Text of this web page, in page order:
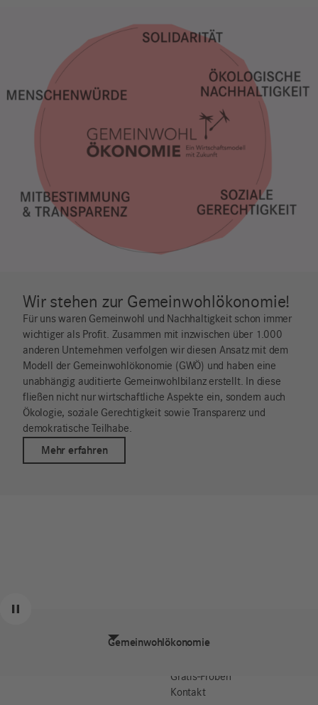
Wir stehen zur Gemeinwohlökonomie!
Für uns waren Gemeinwohl und Nachhaltigkeit schon immer
wichtiger als Profit. Zusammen mit inzwischen über 1.000
anderen Unternehmen verfolgen wir diesen Ansatz mit dem
Modell der Gemeinwohlökonomie (GWÖ) und haben eine
unabhängig auditierte Gemeinwohlbilanz erstellt. In diese
fließen nicht nur wirtschaftliche Aspekte ein, sondern auch
Ökologie, soziale Gerechtigkeit sowie Transparenz und
demokratische Teilhabe.
Mehr erfahren
Gemeinwohlökonomie
Zurück
Weiter
Pause
Über uns
Inhaltsstoffe
Gratis-Proben
Kontakt